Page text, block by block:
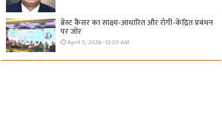
ब्रेस्ट कैंसर का साक्ष्य-आधारित और रोगी-केंद्रित प्रबंधन
पर जोर
April 5, 2026- 12:20 AM